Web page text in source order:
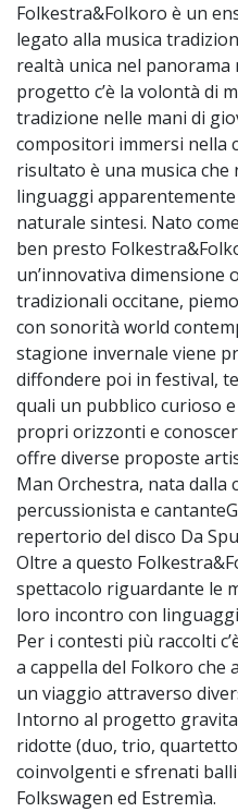
Folkestra&Folkoro è un
legato alla musica
realtà unica nel panorama
progetto c’è la volontà di
tradizione nelle mani di
compositori immersi nella
risultato è una musica
linguaggi
naturale sintesi. Nato
ben presto
un’innovativa dimensione
tradizionali occitane,
con sonorità world
stagione invernale viene
diffondere poi in festival,
quali un pubblico curioso
propri orizzonti e
offre diverse proposte
Man Orchestra, nata dalla
percussionista e
repertorio del disco Da
Oltre a questo
spettacolo riguardante le
loro incontro con
Per i contesti più raccolti
a cappella del Folkoro che
un viaggio attraverso
Intorno al progetto
ridotte (duo, trio,
coinvolgenti e sfrenati
Folkswagen ed Estremìa.